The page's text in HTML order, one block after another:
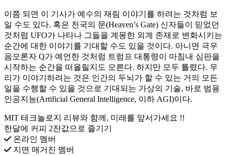
이쯤 되면 이 기사가 예수의 재림 이야기를 하려는 것처럼 보
일 수도 있다. 혹은 천국의 문(Heaven’s Gate) 신자들이 믿었던
것처럼 UFO가 나타나 그들을 계몽한 외계 존재로 변화시키는
순간에 대한 이야기를 기대할 수도 있을 것이다. 아니면 극우
음모론자 Q가 예언한 것처럼 트럼프 대통령이 마침내 심판을
시작하는 순간을 떠올릴지도 모른다. 하지만 모두 틀렸다. 우
리가 이야기하려는 것은 인간의 두뇌가 할 수 있는 거의 모든
일을 수행할 수 있을 것으로 기대되는 가상의 기술, 바로 범용
인공지능(Artificial General Intelligence, 이하 AGI)이다.
MIT 테크놀로지 리뷰와 함께, 미래를 앞서가세요 !!
한달에 커피 2잔값으로 즐기기
온라인 멤버
지면 매거진 멤버